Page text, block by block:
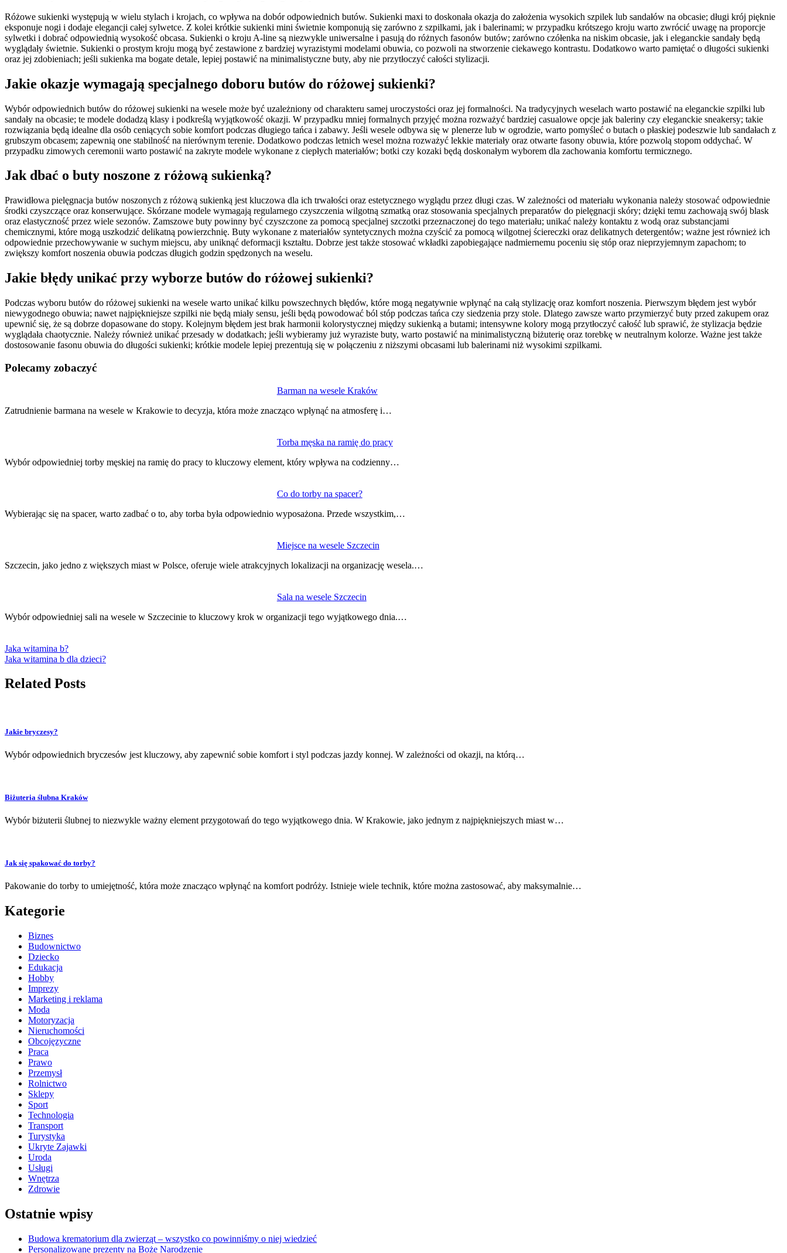
Różowe sukienki występują w wielu stylach i krojach, co wpływa na dobór odpowiednich butów. Sukienki maxi to doskonała okazja do założenia wysokich szpilek lub sandałów na obcasie; długi krój pięknie
eksponuje nogi i dodaje elegancji całej sylwetce. Z kolei krótkie sukienki mini świetnie komponują się zarówno z szpilkami, jak i balerinami; w przypadku krótszego kroju warto zwrócić uwagę na proporcje
sylwetki i dobrać odpowiednią wysokość obcasa. Sukienki o kroju A-line są niezwykle uniwersalne i pasują do różnych fasonów butów; zarówno czółenka na niskim obcasie, jak i eleganckie sandały będą
wyglądały świetnie. Sukienki o prostym kroju mogą być zestawione z bardziej wyrazistymi modelami obuwia, co pozwoli na stworzenie ciekawego kontrastu. Dodatkowo warto pamiętać o długości sukienki
oraz jej zdobieniach; jeśli sukienka ma bogate detale, lepiej postawić na minimalistyczne buty, aby nie przytłoczyć całości stylizacji.
Jakie okazje wymagają specjalnego doboru butów do różowej sukienki?
Wybór odpowiednich butów do różowej sukienki na wesele może być uzależniony od charakteru samej uroczystości oraz jej formalności. Na tradycyjnych weselach warto postawić na eleganckie szpilki lub
sandały na obcasie; te modele dodadzą klasy i podkreślą wyjątkowość okazji. W przypadku mniej formalnych przyjęć można rozważyć bardziej casualowe opcje jak baleriny czy eleganckie sneakersy; takie
rozwiązania będą idealne dla osób ceniących sobie komfort podczas długiego tańca i zabawy. Jeśli wesele odbywa się w plenerze lub w ogrodzie, warto pomyśleć o butach o płaskiej podeszwie lub sandałach z
grubszym obcasem; zapewnią one stabilność na nierównym terenie. Dodatkowo podczas letnich wesel można rozważyć lekkie materiały oraz otwarte fasony obuwia, które pozwolą stopom oddychać. W
przypadku zimowych ceremonii warto postawić na zakryte modele wykonane z ciepłych materiałów; botki czy kozaki będą doskonałym wyborem dla zachowania komfortu termicznego.
Jak dbać o buty noszone z różową sukienką?
Prawidłowa pielęgnacja butów noszonych z różową sukienką jest kluczowa dla ich trwałości oraz estetycznego wyglądu przez długi czas. W zależności od materiału wykonania należy stosować odpowiednie
środki czyszczące oraz konserwujące. Skórzane modele wymagają regularnego czyszczenia wilgotną szmatką oraz stosowania specjalnych preparatów do pielęgnacji skóry; dzięki temu zachowają swój blask
oraz elastyczność przez wiele sezonów. Zamszowe buty powinny być czyszczone za pomocą specjalnej szczotki przeznaczonej do tego materiału; unikać należy kontaktu z wodą oraz substancjami
chemicznymi, które mogą uszkodzić delikatną powierzchnię. Buty wykonane z materiałów syntetycznych można czyścić za pomocą wilgotnej ściereczki oraz delikatnych detergentów; ważne jest również ich
odpowiednie przechowywanie w suchym miejscu, aby uniknąć deformacji kształtu. Dobrze jest także stosować wkładki zapobiegające nadmiernemu poceniu się stóp oraz nieprzyjemnym zapachom; to
zwiększy komfort noszenia obuwia podczas długich godzin spędzonych na weselu.
Jakie błędy unikać przy wyborze butów do różowej sukienki?
Podczas wyboru butów do różowej sukienki na wesele warto unikać kilku powszechnych błędów, które mogą negatywnie wpłynąć na całą stylizację oraz komfort noszenia. Pierwszym błędem jest wybór
niewygodnego obuwia; nawet najpiękniejsze szpilki nie będą miały sensu, jeśli będą powodować ból stóp podczas tańca czy siedzenia przy stole. Dlatego zawsze warto przymierzyć buty przed zakupem oraz
upewnić się, że są dobrze dopasowane do stopy. Kolejnym błędem jest brak harmonii kolorystycznej między sukienką a butami; intensywne kolory mogą przytłoczyć całość lub sprawić, że stylizacja będzie
wyglądała chaotycznie. Należy również unikać przesady w dodatkach; jeśli wybieramy już wyraziste buty, warto postawić na minimalistyczną biżuterię oraz torebkę w neutralnym kolorze. Ważne jest także
dostosowanie fasonu obuwia do długości sukienki; krótkie modele lepiej prezentują się w połączeniu z niższymi obcasami lub balerinami niż wysokimi szpilkami.
Polecamy zobaczyć
Barman na wesele Kraków
Zatrudnienie barmana na wesele w Krakowie to decyzja, która może znacząco wpłynąć na atmosferę i…
Torba męska na ramię do pracy
Wybór odpowiedniej torby męskiej na ramię do pracy to kluczowy element, który wpływa na codzienny…
Co do torby na spacer?
Wybierając się na spacer, warto zadbać o to, aby torba była odpowiednio wyposażona. Przede wszystkim,…
Miejsce na wesele Szczecin
Szczecin, jako jedno z większych miast w Polsce, oferuje wiele atrakcyjnych lokalizacji na organizację wesela.…
Sala na wesele Szczecin
Wybór odpowiedniej sali na wesele w Szczecinie to kluczowy krok w organizacji tego wyjątkowego dnia.…
wpisu
Jaka witamina b?
Jaka witamina b dla dzieci?
Related Posts
Jakie bryczesy?
Wybór odpowiednich bryczesów jest kluczowy, aby zapewnić sobie komfort i styl podczas jazdy konnej. W zależności od okazji, na którą…
Biżuteria ślubna Kraków
Wybór biżuterii ślubnej to niezwykle ważny element przygotowań do tego wyjątkowego dnia. W Krakowie, jako jednym z najpiękniejszych miast w…
Jak się spakować do torby?
Pakowanie do torby to umiejętność, która może znacząco wpłynąć na komfort podróży. Istnieje wiele technik, które można zastosować, aby maksymalnie…
Kategorie
Biznes
Budownictwo
Dziecko
Edukacja
Hobby
Imprezy
Marketing i reklama
Moda
Motoryzacja
Nieruchomości
Obcojęzyczne
Praca
Prawo
Przemysł
Rolnictwo
Sklepy
Sport
Technologia
Transport
Turystyka
Ukryte Zajawki
Uroda
Usługi
Wnętrza
Zdrowie
Ostatnie wpisy
Budowa krematorium dla zwierząt – wszystko co powinniśmy o niej wiedzieć
Personalizowane prezenty na Boże Narodzenie